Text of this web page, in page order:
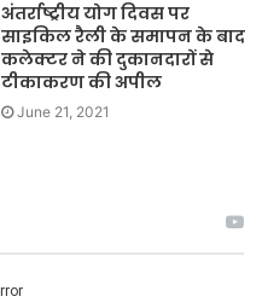
अंतर्राष्ट्रीय योग दिवस पर
साइकिल रैली के समापन के बाद
कलेक्टर ने की दुकानदारों से
टीकाकरण की अपील
June 21, 2021